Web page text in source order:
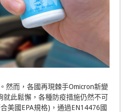
然而，各國再現棘手Omicron新變
就此鬆懈，各種防疫措施仍然不可
美國EPA規格)，通過EN14476國